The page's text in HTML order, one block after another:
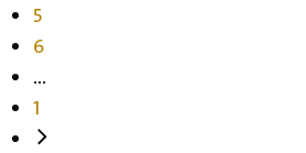
5
6
...
1